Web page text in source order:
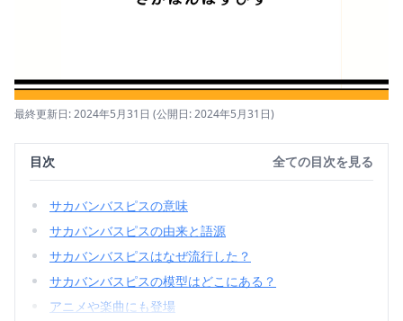
最終更新日: 2024年5月31日 (公開日: 2024年5月31日)
目次
サカバンバスピスの意味
サカバンバスピスの由来と語源
サカバンバスピスはなぜ流行した？
サカバンバスピスの模型はどこにある？
アニメや楽曲にも登場
全ての目次を見る